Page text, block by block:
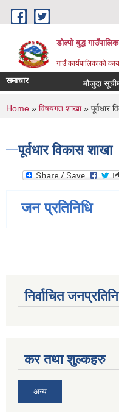
Skip to main content
डोल्पो बुद्ध
गाउँ कार्यपालिकाकाे
समाचार मौजुदा सूचीमा
You are here
Home » विषयगत शाखा» पूर्वधार
पूर्वधार विकास शाखा
जन प्रतिनिधि
निर्वाचित
कर तथा शुल्कहरु
अन्य